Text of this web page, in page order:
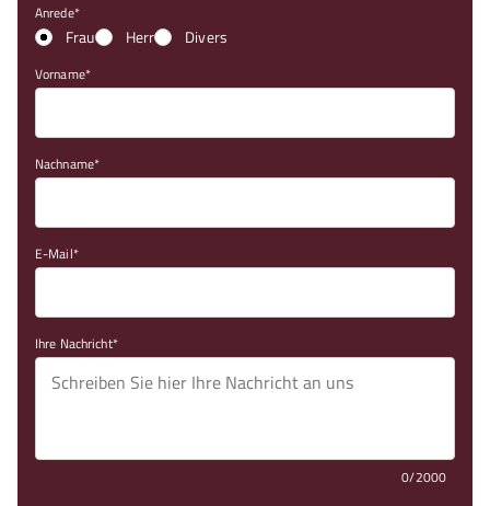
Anrede
Frau Herr Divers
Vorname
Nachname
E-Mail
Ihre Nachricht
0/2000